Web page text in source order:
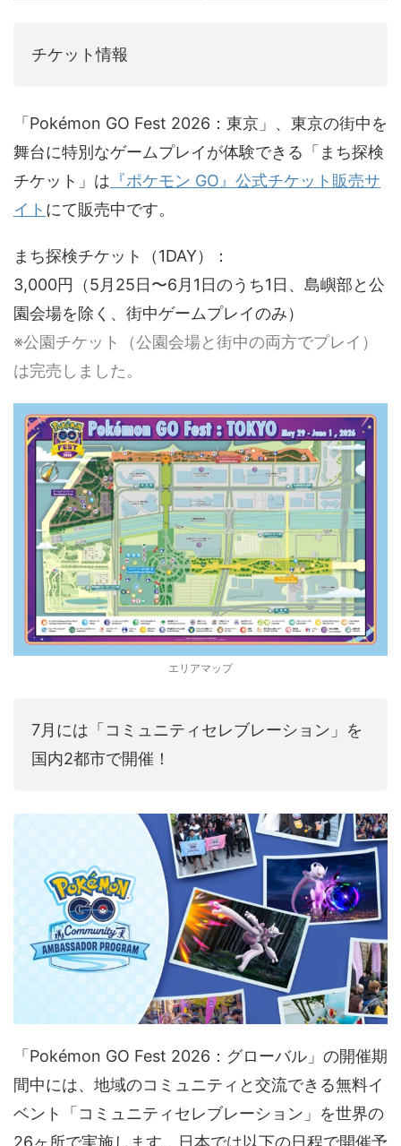
チケット情報
「Pokémon GO Fest 2026：東京」、東京の街中を
舞台に特別なゲームプレイが体験できる「まち探検
チケット」は 『ポケモン GO』公式チケット販売サ
イト にて販売中です。
まち探検チケット（1DAY）：
3,000円（5月25日〜6月1日のうち1日、島嶼部と公
園会場を除く、街中ゲームプレイのみ）
※公園チケット（公園会場と街中の両方でプレイ）
は完売しました。
エリアマップ
7月には「コミュニティセレブレーション」を
国内2都市で開催！
「Pokémon GO Fest 2026：グローバル」の開催期
間中には、地域のコミュニティと交流できる無料イ
ベント「コミュニティセレブレーション」を世界の